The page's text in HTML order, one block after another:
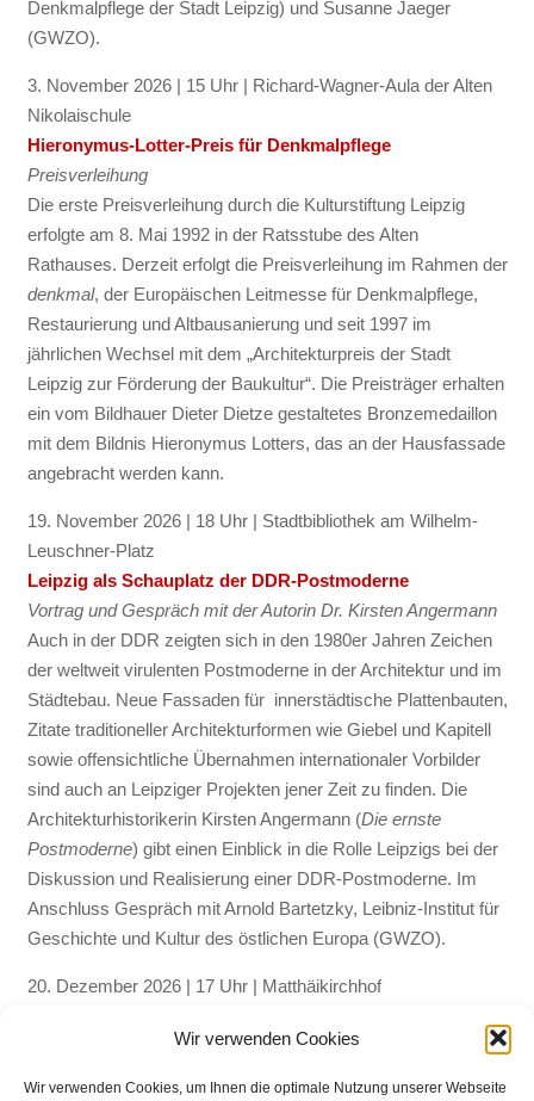
Wir verwenden Cookies
Wir verwenden Cookies, um Ihnen die optimale Nutzung unserer Webseite
Denkmalpflege der Stadt Leipzig) und Susanne Jaeger
(GWZO).
3. November 2026 | 15 Uhr | Richard-Wagner-Aula der Alten
Nikolaischule
Hieronymus-Lotter-Preis für Denkmalpflege
Preisverleihung
Die erste Preisverleihung durch die Kulturstiftung Leipzig
erfolgte am 8. Mai 1992 in der Ratsstube des Alten
Rathauses. Derzeit erfolgt die Preisverleihung im Rahmen der
denkmal, der Europäischen Leitmesse für Denkmalpflege,
Restaurierung und Altbausanierung und seit 1997 im
jährlichen Wechsel mit dem „Architekturpreis der Stadt
Leipzig zur Förderung der Baukultur“. Die Preisträger erhalten
ein vom Bildhauer Dieter Dietze gestaltetes Bronzemedaillon
mit dem Bildnis Hieronymus Lotters, das an der Hausfassade
angebracht werden kann.
19. November 2026 | 18 Uhr | Stadtbibliothek am Wilhelm-
Leuschner-Platz
Leipzig als Schauplatz der DDR-Postmoderne
Vortrag und Gespräch mit der Autorin Dr. Kirsten Angermann
Auch in der DDR zeigten sich in den 1980er Jahren Zeichen
der weltweit virulenten Postmoderne in der Architektur und im
Städtebau. Neue Fassaden für innerstädtische Plattenbauten,
Zitate traditioneller Architekturformen wie Giebel und Kapitell
sowie offensichtliche Übernahmen internationaler Vorbilder
sind auch an Leipziger Projekten jener Zeit zu finden. Die
Architekturhistorikerin Kirsten Angermann (Die ernste
Postmoderne) gibt einen Einblick in die Rolle Leipzigs bei der
Diskussion und Realisierung einer DDR-Postmoderne. Im
Anschluss Gespräch mit Arnold Bartetzky, Leibniz-Institut für
Geschichte und Kultur des östlichen Europa (GWZO).
20. Dezember 2026 | 17 Uhr | Matthäikirchhof